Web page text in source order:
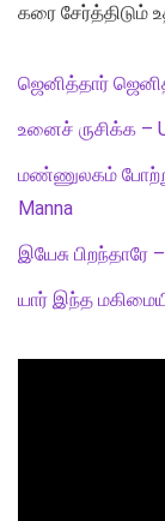
கரை சேர்த்திடும்
ஜெனித்தார்
உனைச் ருசிக்க –
மண்ணுலகம்
Manna
இயேசு பிறந்தாரே
யார் இந்த